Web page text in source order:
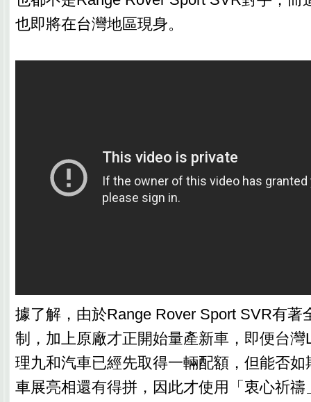
也即將在台灣地區現身。
據了解，由於Range Rover Sport SVR有著
制，加上原廠才正開始量產新車，即便台
理九和汽車已經先取得一輛配額，但能否如
車展亮相還有得拼，因此才使用「衷心祈